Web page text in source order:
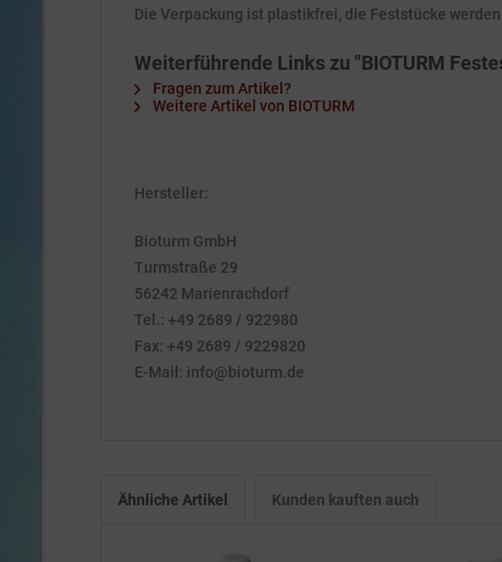
Die Verpackung ist plastikfrei, die Feststücke
Weiterführende Links zu "BIOTURM
Fragen zum Artikel?
Weitere Artikel von BIOTURM
Hersteller:
Bioturm GmbH
Turmstraße 29
56242 Marienrachdorf
Tel.: +49 2689 / 922980
Fax: +49 2689 / 9229820
E-Mail: info@bioturm.de
Ähnliche Artikel Kunden kauften auch